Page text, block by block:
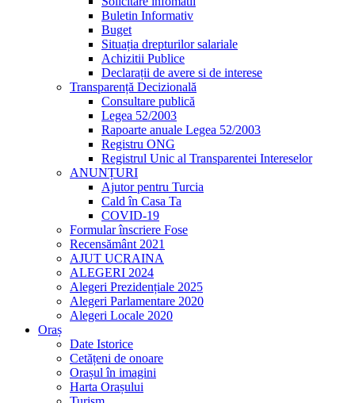
Buletin Informativ
Buget
Situația drepturilor salariale
Achizitii Publice
Declarații de avere si de interese
Transparență Decizională
Consultare publică
Legea 52/2003
Rapoarte anuale Legea 52/2003
Registru ONG
Registrul Unic al Transparentei Intereselor
ANUNȚURI
Ajutor pentru Turcia
Cald în Casa Ta
COVID-19
Formular înscriere Fose
Recensământ 2021
AJUT UCRAINA
ALEGERI 2024
Alegeri Prezidențiale 2025
Alegeri Parlamentare 2020
Alegeri Locale 2020
Oraș
Date Istorice
Cetățeni de onoare
Orașul în imagini
Harta Orașului